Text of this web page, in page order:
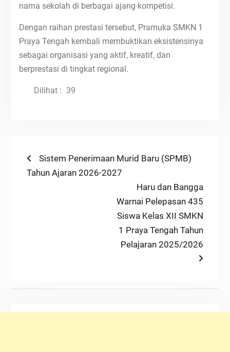
nama sekolah di berbagai ajang kompetisi.
Dengan raihan prestasi tersebut, Pramuka SMKN 1
Praya Tengah kembali membuktikan eksistensinya
sebagai organisasi yang aktif, kreatif, dan
berprestasi di tingkat regional.
Dilihat : 39
Post
navigation
Previous
post:
Sistem Penerimaan Murid Baru (SPMB)
Tahun Ajaran 2026-2027
Next
post:
Haru dan Bangga
Warnai Pelepasan 435
Siswa Kelas XII SMKN
1 Praya Tengah Tahun
Pelajaran 2025/2026